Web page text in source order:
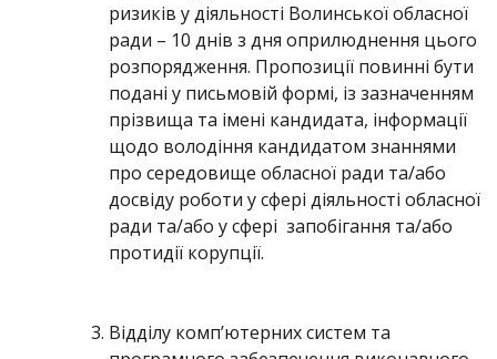
ризиків у діяльності Волинської обласної
ради – 10 днів з дня оприлюднення цього
розпорядження. Пропозиції повинні бути
подані у письмовій формі, із зазначенням
прізвища та імені кандидата, інформації
щодо володіння кандидатом знаннями
про середовище обласної ради та/або
досвіду роботи у сфері діяльності обласної
ради та/або у сфері запобігання та/або
протидії корупції.
Відділу комп’ютерних систем та